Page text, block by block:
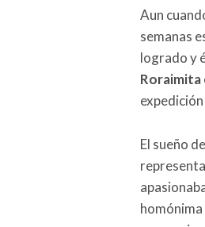
Aun
semanas
logrado y
Roraimita
El sueño